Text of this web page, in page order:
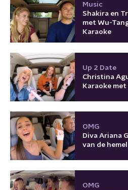
Music
Shakira en
met Wu-
Karaoke
Up 2 Date
Christina
Karaoke met
OMG
Diva Ariana
van de
OMG